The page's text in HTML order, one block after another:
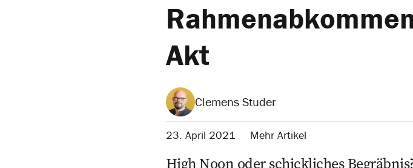
Akt
Clemens Studer
23. April 2021 Mehr Artikel
High Noon oder schickliches